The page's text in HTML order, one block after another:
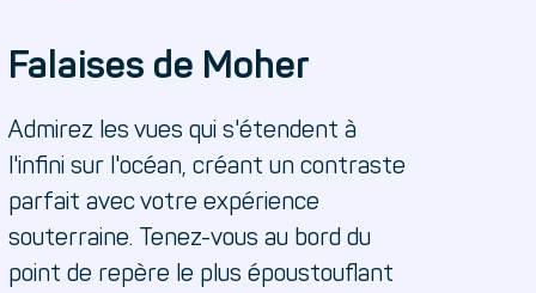
Falaises de Moher
Admirez les vues qui s'étendent à
l'infini sur l'océan, créant un contraste
parfait avec votre expérience
souterraine. Tenez-vous au bord du
point de repère le plus époustouflant